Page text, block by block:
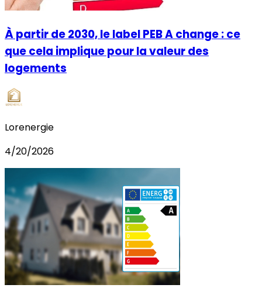
À partir de 2030, le label PEB A change : ce
que cela implique pour la valeur des
logements
Lorenergie
4/20/2026